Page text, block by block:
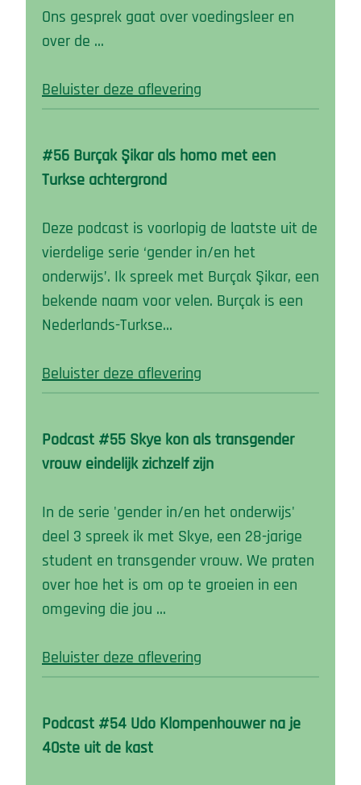
Ons gesprek gaat over voedingsleer en
over de …
Beluister deze aflevering
#56 Burçak Şikar als homo met een
Turkse achtergrond
Deze podcast is voorlopig de laatste uit de
vierdelige serie ‘gender in/en het
onderwijs’. Ik spreek met Burçak Şikar, een
bekende naam voor velen. Burçak is een
Nederlands-Turkse…
Beluister deze aflevering
Podcast #55 Skye kon als transgender
vrouw eindelijk zichzelf zijn
In de serie 'gender in/en het onderwijs'
deel 3 spreek ik met Skye, een 28-jarige
student en transgender vrouw. We praten
over hoe het is om op te groeien in een
omgeving die jou …
Beluister deze aflevering
Podcast #54 Udo Klompenhouwer na je
40ste uit de kast